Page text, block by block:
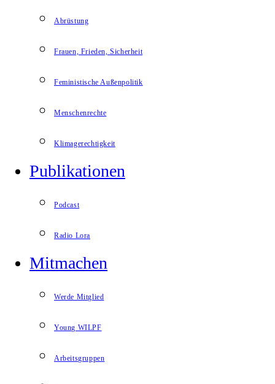
Abrüstung
Frauen, Frieden, Sicherheit
Feministische Außenpolitik
Menschenrechte
Klimagerechtigkeit
Publikationen
Podcast
Radio Lora
Mitmachen
Werde Mitglied
Young WILPF
Arbeitsgruppen